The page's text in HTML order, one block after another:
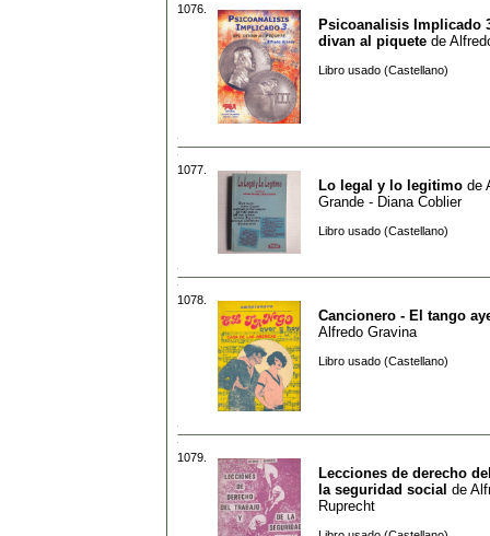
1076.
Psicoanalisis Implicado
divan al piquete de
Libro usado (Castellano)
1077.
Lo legal y lo legitimo de
Grande - Diana Coblier
Libro usado (Castellano)
1078.
Cancionero - El tango
Alfredo Gravina
Libro usado (Castellano)
1079.
Lecciones de derecho
la seguridad social de
Ruprecht